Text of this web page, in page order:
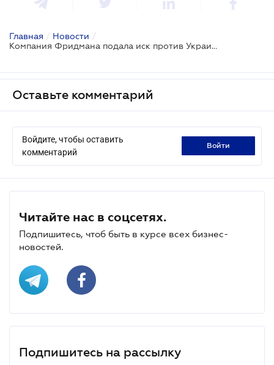
Главная / Новости /
Компания Фридмана подала иск против Украины из-за национализации Сенс Банка
Оставьте комментарий
Войдите, чтобы оставить
комментарий
войти
Читайте нас в соцсетях.
Подпишитесь, чтоб быть в курсе всех бизнес-
новостей.
Подпишитесь на рассылку